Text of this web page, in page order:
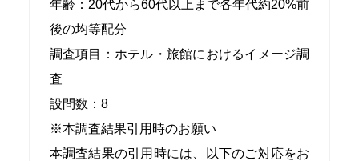
年齢：20代から60代以上まで各年代約20%前
後の均等配分
調査項目：ホテル・旅館におけるイメージ調
査
設問数：8
※本調査結果引用時のお願い
本調査結果の引用時には、以下のご対応をお